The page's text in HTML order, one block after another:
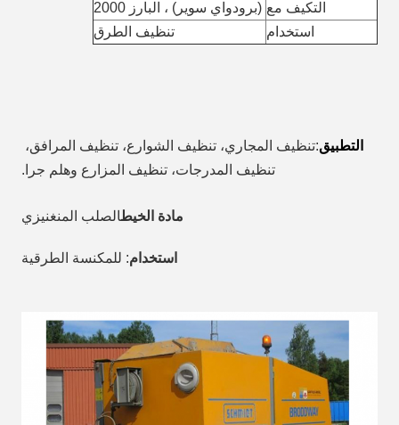
التكيف مع (برودواي سوير) ، البارز 2000
استخدام
تنظيف الطرق
التطبيق:
تنظيف المدرجات، تنظيف المزارع وهلم جرا.
مادة الخيطالصلب المنغنيزي
استخدام: للمكنسة الطرقية